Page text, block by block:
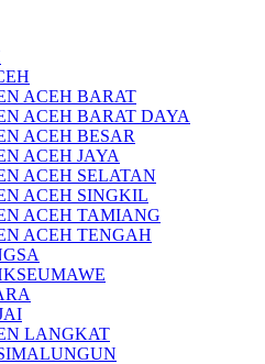
ACEH BARAT
ACEH BARAT DAYA
ACEH BESAR
ACEH JAYA
ACEH SELATAN
ACEH SINGKIL
ACEH TAMIANG
ACEH TENGAH
LANGKAT